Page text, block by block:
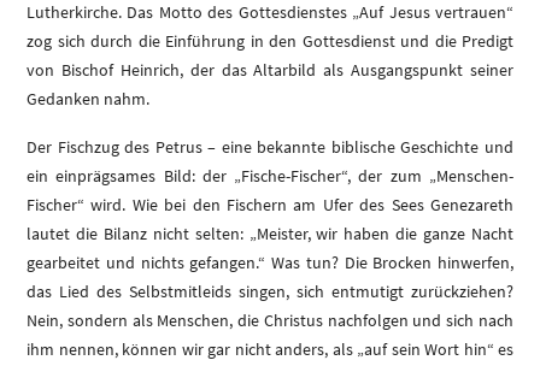
Lutherkirche. Das Motto des Gottesdienstes „Auf Jesus vertrauen“
zog sich durch die Einführung in den Gottesdienst und die Predigt
von Bischof Heinrich, der das Altarbild als Ausgangspunkt seiner
Gedanken nahm.
Der Fischzug des Petrus – eine bekannte biblische Geschichte und
ein einprägsames Bild: der „Fische-Fischer“, der zum „Menschen-
Fischer“ wird. Wie bei den Fischern am Ufer des Sees Genezareth
lautet die Bilanz nicht selten: „Meister, wir haben die ganze Nacht
gearbeitet und nichts gefangen.“ Was tun? Die Brocken hinwerfen,
das Lied des Selbstmitleids singen, sich entmutigt zurückziehen?
Nein, sondern als Menschen, die Christus nachfolgen und sich nach
ihm nennen, können wir gar nicht anders, als „auf sein Wort hin“ es